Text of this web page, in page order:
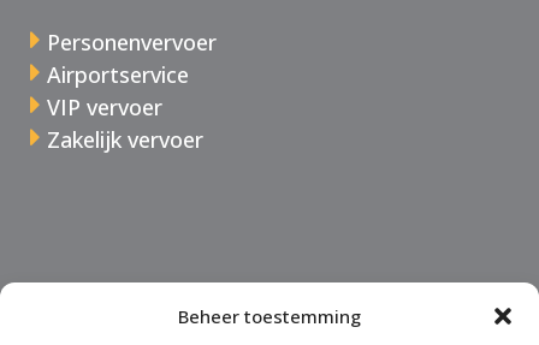
Beheer toestemming
Personenvervoer
Airportservice
VIP vervoer
Zakelijk vervoer